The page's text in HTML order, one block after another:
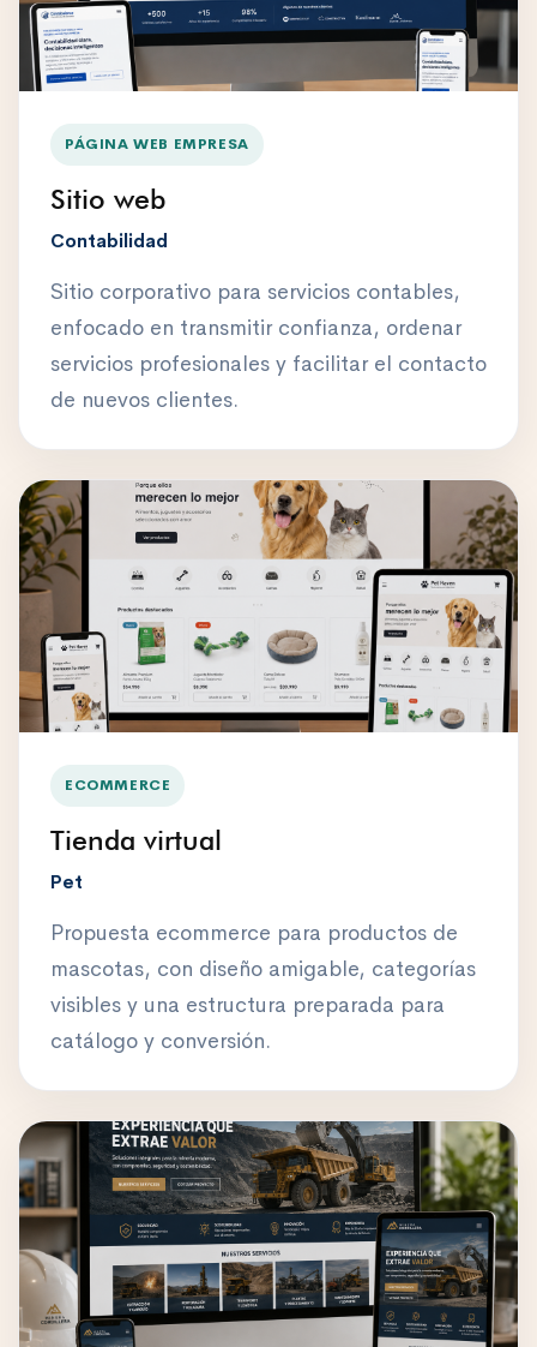
PÁGINA WEB EMPRESA
Sitio web
Contabilidad
Sitio corporativo para servicios contables,
enfocado en transmitir confianza, ordenar
servicios profesionales y facilitar el contacto
de nuevos clientes.
ECOMMERCE
Tienda virtual
Pet
Propuesta ecommerce para productos de
mascotas, con diseño amigable, categorías
visibles y una estructura preparada para
catálogo y conversión.